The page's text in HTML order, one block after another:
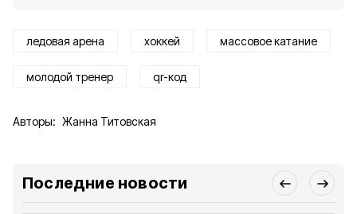
ледовая арена хоккей массовое катание
молодой тренер qr-код
Авторы: Жанна Титовская
Последние новости